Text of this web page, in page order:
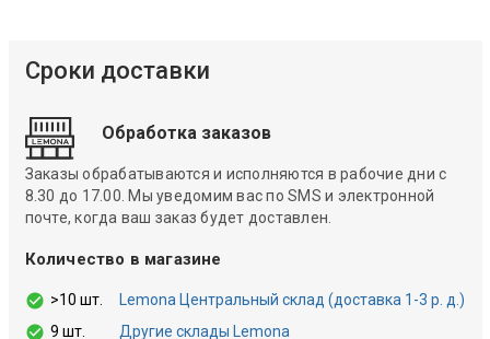
Сроки доставки
Обработка заказов
Заказы обрабатываются и исполняются в рабочие дни с
8.30 до 17.00. Мы уведомим вас по SMS и электронной
почте, когда ваш заказ будет доставлен.
Количество в магазине
>10 шт.
Lemona Центральный склад (доставка 1-3 р. д.)
9 шт.
Другие склады Lemona